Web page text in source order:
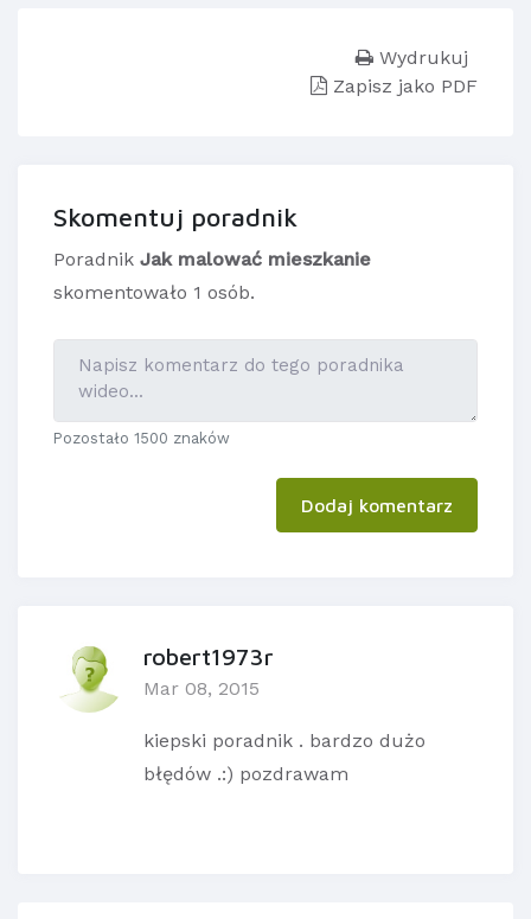
Wydrukuj
Zapisz jako PDF
Skomentuj poradnik
Poradnik Jak malować mieszkanie
skomentowało 1 osób.
Pozostało 1500 znaków
Dodaj komentarz
robert1973r
Mar 08, 2015
kiepski poradnik . bardzo dużo
błędów .:) pozdrawam